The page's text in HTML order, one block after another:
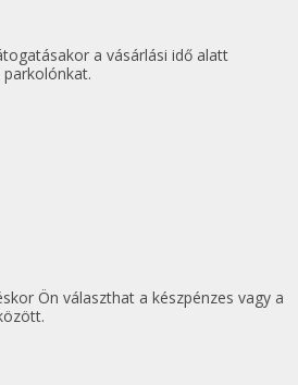
a vásárlási idő alatt
Ön választhat a készpénzes vagy a